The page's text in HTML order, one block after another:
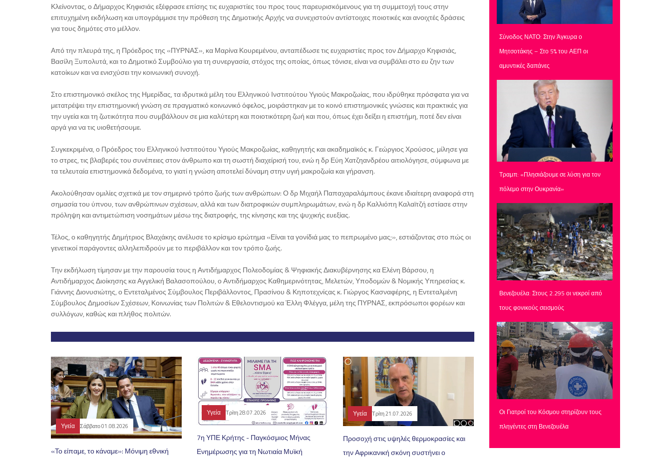
Κλείνοντας, ο Δήμαρχος Κηφισιάς εξέφρασε επίσης τις ευχαριστίες του προς τους παρευρισκόμενους για τη συμμετοχή τους στην
επιτυχημένη εκδήλωση και υπογράμμισε την πρόθεση της Δημοτικής Αρχής να συνεχιστούν αντίστοιχες ποιοτικές και ανοιχτές δράσεις
για τους δημότες στο μέλλον.
Από την πλευρά της, η Πρόεδρος της «ΠΥΡΝΑΣ», κα Μαρίνα Κουρεμένου, ανταπέδωσε τις ευχαριστίες προς τον Δήμαρχο Κηφισιάς,
Βασίλη Ξυπολυτά, και το Δημοτικό Συμβούλιο για τη συνεργασία, στόχος της οποίας, όπως τόνισε, είναι να συμβάλει στο ευ ζην των
κατοίκων και να ενισχύσει την κοινωνική συνοχή.
Στο επιστημονικό σκέλος της Ημερίδας, τα ιδρυτικά μέλη του Ελληνικού Ινστιτούτου Υγιούς Μακροζωίας, που ιδρύθηκε πρόσφατα για να
μετατρέψει την επιστημονική γνώση σε πραγματικό κοινωνικό όφελος, μοιράστηκαν με το κοινό επιστημονικές γνώσεις και πρακτικές για
την υγεία και τη ζωτικότητα που συμβάλλουν σε μια καλύτερη και ποιοτικότερη ζωή και που, όπως έχει δείξει η επιστήμη, ποτέ δεν είναι
αργά για να τις υιοθετήσουμε.
Συγκεκριμένα, ο Πρόεδρος του Ελληνικού Ινστιτούτου Υγιούς Μακροζωίας, καθηγητής και ακαδημαϊκός κ. Γεώργιος Χρούσος, μίλησε για
το στρες, τις βλαβερές του συνέπειες στον άνθρωπο και τη σωστή διαχείρισή του, ενώ η δρ Εύη Χατζηανδρέου αιτιολόγησε, σύμφωνα με
τα τελευταία επιστημονικά δεδομένα, το γιατί η γνώση αποτελεί δύναμη στην υγιή μακροζωία και γήρανση.
Ακολούθησαν ομιλίες σχετικά με τον σημερινό τρόπο ζωής των ανθρώπων: Ο δρ Μιχαήλ Παπαχαραλάμπους έκανε ιδιαίτερη αναφορά στη
σημασία του ύπνου, των ανθρώπινων σχέσεων, αλλά και των διατροφικών συμπληρωμάτων, ενώ η δρ Καλλιόπη Καλαϊτζή εστίασε στην
πρόληψη και αντιμετώπιση νοσημάτων μέσω της διατροφής, της κίνησης και της ψυχικής ευεξίας.
Τέλος, ο καθηγητής Δημήτριος Βλαχάκης ανέλυσε το κρίσιμο ερώτημα «Είναι τα γονίδιά μας το πεπρωμένο μας;», εστιάζοντας στο πώς οι
γενετικοί παράγοντες αλληλεπιδρούν με το περιβάλλον και τον τρόπο ζωής.
Την εκδήλωση τίμησαν με την παρουσία τους η Αντιδήμαρχος Πολεοδομίας & Ψηφιακής Διακυβέρνησης κα Ελένη Βάρσου, η
Αντιδήμαρχος Διοίκησης κα Αγγελική Βαλασοπούλου, ο Αντιδήμαρχος Καθημερινότητας, Μελετών, Υποδομών & Νομικής Υπηρεσίας κ.
Γιάννης Διονυσιώτης, ο Εντεταλμένος Σύμβουλος Περιβάλλοντος, Πρασίνου & Κηποτεχνίςας κ. Γιώργος Κασναφέρης, η Εντεταλμένη
Σύμβουλος Δημοσίων Σχέσεων, Κοινωνίας των Πολιτών & Εθελοντισμού κα Έλλη Φλέγγα, μέλη της ΠΥΡΝΑΣ, εκπρόσωποι φορέων και
συλλόγων, καθώς και πλήθος πολιτών.
Υγεία Σάββατο 01.08.2026
«Το είπαμε, το κάναμε»: Μόνιμη εθνική
Υγεία Τρίτη 28.07.2026
7η ΥΠΕ Κρήτης - Παγκόσμιος Μήνας
Ενημέρωσης για τη Νωτιαία Μυϊκή
Υγεία Τρίτη 21.07.2026
Προσοχή στις υψηλές θερμοκρασίες και
την Αφρικανική σκόνη συστήνει ο
Σύνοδος ΝΑΤΟ: Στην Άγκυρα ο
Μητσοτάκης – Στο 5% του ΑΕΠ οι
αμυντικές δαπάνες
Τραμπ: «Πλησιάζουμε σε λύση για τον
πόλεμο στην Ουκρανία»
Βενεζουέλα: Στους 2.295 οι νεκροί από
τους φονικούς σεισμούς
Οι Γιατροί του Κόσμου στηρίζουν τους
πληγέντες στη Βενεζουέλα